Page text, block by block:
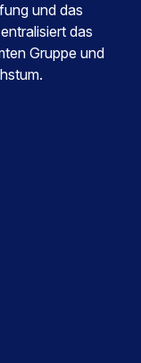
und das
das
Gruppe und